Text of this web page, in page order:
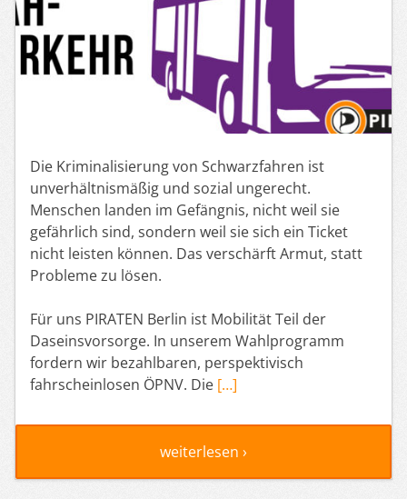
Die Kriminalisierung von Schwarzfahren ist
unverhältnismäßig und sozial ungerecht.
Menschen landen im Gefängnis, nicht weil sie
gefährlich sind, sondern weil sie sich ein Ticket
nicht leisten können. Das verschärft Armut, statt
Probleme zu lösen.
Für uns PIRATEN Berlin ist Mobilität Teil der
Daseinsvorsorge. In unserem Wahlprogramm
fordern wir bezahlbaren, perspektivisch
fahrscheinlosen ÖPNV. Die […]
weiterlesen ›